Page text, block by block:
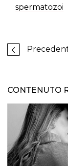
spermatozoi
CONTENUTO